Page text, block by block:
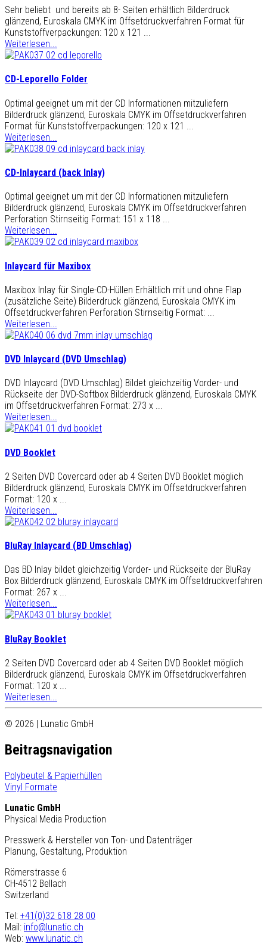
Sehr beliebt und bereits ab 8- Seiten erhältlich Bilderdruck
glänzend, Euroskala CMYK im Offsetdruckverfahren Format für
Kunststoffverpackungen: 120 x 121 ...
Weiterlesen...
CD-Leporello Folder
Optimal geeignet um mit der CD Informationen mitzuliefern
Bilderdruck glänzend, Euroskala CMYK im Offsetdruckverfahren
Format für Kunststoffverpackungen: 120 x 121 ...
Weiterlesen...
CD-Inlaycard (back Inlay)
Optimal geeignet um mit der CD Informationen mitzuliefern
Bilderdruck glänzend, Euroskala CMYK im Offsetdruckverfahren
Perforation Stirnseitig Format: 151 x 118 ...
Weiterlesen...
Inlaycard für Maxibox
Maxibox Inlay für Single-CD-Hüllen Erhältlich mit und ohne Flap
(zusätzliche Seite) Bilderdruck glänzend, Euroskala CMYK im
Offsetdruckverfahren Perforation Stirnseitig Format: ...
Weiterlesen...
DVD Inlaycard (DVD Umschlag)
DVD Inlaycard (DVD Umschlag) Bildet gleichzeitig Vorder- und
Rückseite der DVD-Softbox Bilderdruck glänzend, Euroskala CMYK
im Offsetdruckverfahren Format: 273 x ...
Weiterlesen...
DVD Booklet
2 Seiten DVD Covercard oder ab 4 Seiten DVD Booklet möglich
Bilderdruck glänzend, Euroskala CMYK im Offsetdruckverfahren
Format: 120 x ...
Weiterlesen...
BluRay Inlaycard (BD Umschlag)
Das BD Inlay bildet gleichzeitig Vorder- und Rückseite der BluRay
Box Bilderdruck glänzend, Euroskala CMYK im Offsetdruckverfahren
Format: 267 x ...
Weiterlesen...
BluRay Booklet
2 Seiten DVD Covercard oder ab 4 Seiten DVD Booklet möglich
Bilderdruck glänzend, Euroskala CMYK im Offsetdruckverfahren
Format: 120 x ...
Weiterlesen...
© 2026 | Lunatic GmbH
Beitragsnavigation
Polybeutel & Papierhüllen
Vinyl Formate
Lunatic GmbH
Physical Media Production
Presswerk & Hersteller von Ton- und Datenträger
Planung, Gestaltung, Produktion
Römerstrasse 6
CH-4512 Bellach
Switzerland
Tel: +41(0)32 618 28 00
Mail: info@lunatic.ch
Web: www.lunatic.ch